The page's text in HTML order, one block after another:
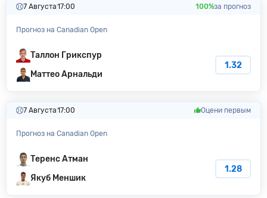
7 Августа17:00 100%за прогноз
Прогноз на Canadian Open
Таллон Грикспур
Маттео Арнальди
1.32
7 Августа17:00 Оцени первым
Прогноз на Canadian Open
Теренс Атман
Якуб Меншик
1.28